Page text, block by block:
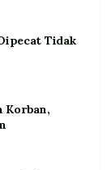
Tidak
Korban,